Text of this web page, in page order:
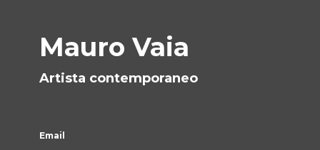
Mauro Vaia
Artista contemporaneo
Email